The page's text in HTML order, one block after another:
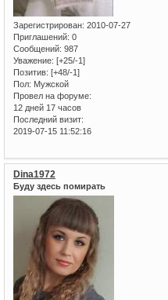
Зарегистрирован: 2010-07-27
Приглашений: 0
Сообщений: 987
Уважение: [+25/-1]
Позитив: [+48/-1]
Пол: Мужской
Провел на форуме:
12 дней 17 часов
Последний визит:
2019-07-15 11:52:16
Dina1972
Буду здесь помирать